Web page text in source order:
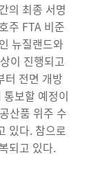
의 최종 서명
주 FTA 비준
뉴질랜드와
이 진행되고
터 전면 개방
보할 예정이
산품 위주 수
있다. 참으로
되고 있다.